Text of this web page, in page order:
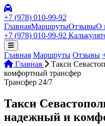
+7 (978) 010-99-92
ГлавнаяМаршрутыОтзывыО
+7 (978) 010-99-92
Главная Маршруты Отзывы
Главная
Такси
комфортный трансфер
Трансфер 24/7
Такси
надежный и